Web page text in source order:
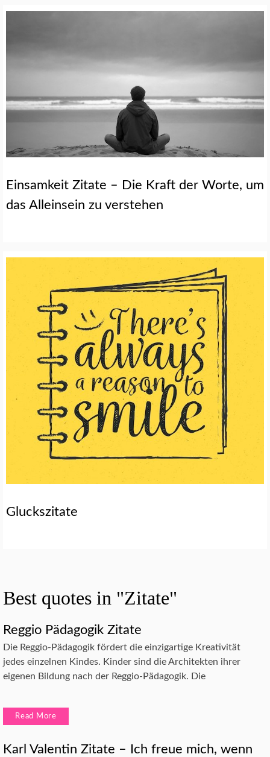
Einsamkeit Zitate – Die Kraft der Worte, um
das Alleinsein zu verstehen
Gluckszitate
Best quotes in "Zitate"
Reggio Pädagogik Zitate
Die Reggio-Pädagogik fördert die einzigartige Kreativität
jedes einzelnen Kindes. Kinder sind die Architekten ihrer
eigenen Bildung nach der Reggio-Pädagogik. Die
Read More
Karl Valentin Zitate – Ich freue mich, wenn